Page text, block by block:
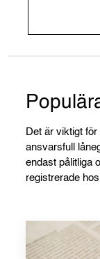
Det är viktigt
ansvarsfull
endast pålitliga
registrerade